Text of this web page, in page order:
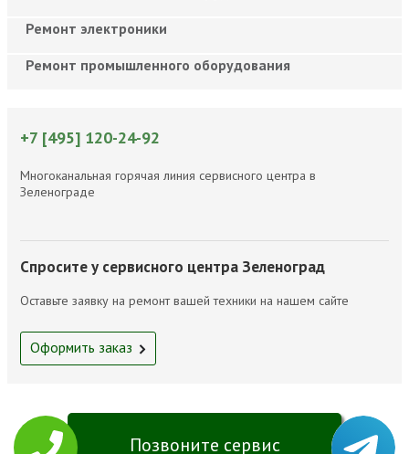
Ремонт электроники
Ремонт промышленного оборудования
+7 [495] 120-24-92
Многоканальная горячая линия сервисного центра в
Зеленограде
Спросите у сервисного центра Зеленоград
Оставьте заявку на ремонт вашей техники на нашем сайте
Оформить заказ
Позвоните сервис